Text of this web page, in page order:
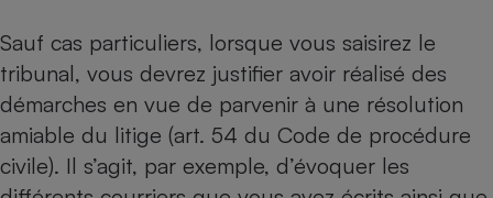
Sauf cas particuliers, lorsque vous saisirez le
tribunal, vous devrez justifier avoir réalisé des
démarches en vue de parvenir à une résolution
amiable du litige (art. 54 du Code de procédure
civile). Il s’agit, par exemple, d’évoquer les